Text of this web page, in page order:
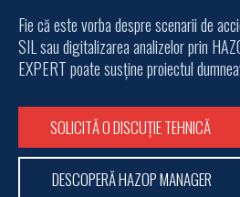
Fie că este vorba despre scenarii de
SIL sau digitalizarea analizelor prin
EXPERT poate susține proiectul
SOLICITĂ O DISCUȚIE TEHNICĂ
DESCOPERĂ HAZOP MANAGER